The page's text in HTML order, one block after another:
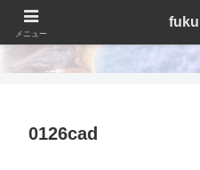
0126cad
メニュー